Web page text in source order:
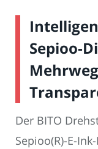
Sepioo-
Der BITO
Sepioo(R)-E-